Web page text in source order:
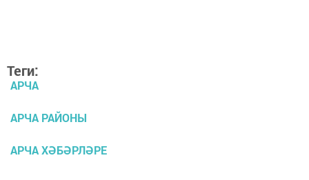
Теги:
АРЧА
АРЧА РАЙОНЫ
АРЧА ХӘБӘРЛӘРЕ